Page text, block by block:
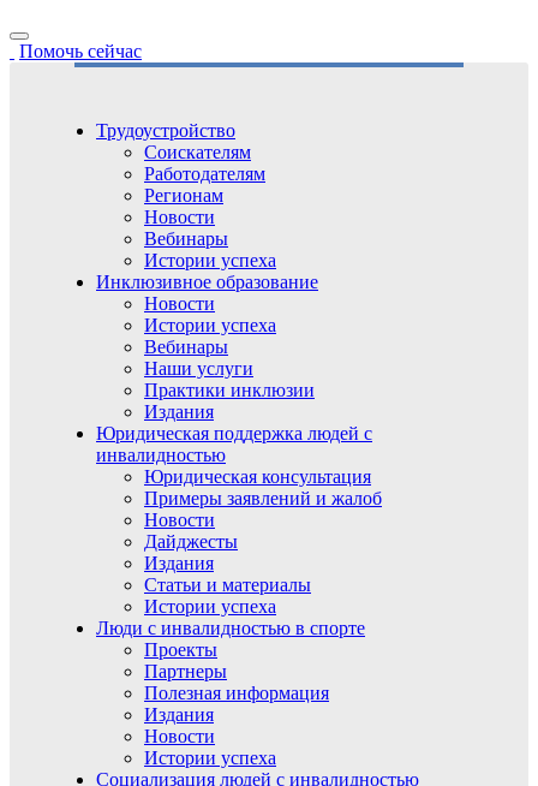
Помочь сейчас
Трудоустройство
Соискателям
Работодателям
Регионам
Новости
Вебинары
Истории успеха
Инклюзивное образование
Новости
Истории успеха
Вебинары
Наши услуги
Практики инклюзии
Издания
Юридическая поддержка людей с
инвалидностью
Юридическая консультация
Примеры заявлений и жалоб
Новости
Дайджесты
Издания
Статьи и материалы
Истории успеха
Люди с инвалидностью в спорте
Проекты
Партнеры
Полезная информация
Издания
Новости
Истории успеха
Социализация людей с инвалидностью